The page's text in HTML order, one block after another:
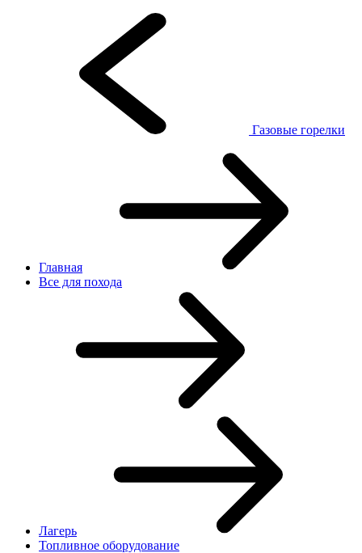
Газовые горелки
Главная
Все для похода
Лагерь
Топливное оборудование